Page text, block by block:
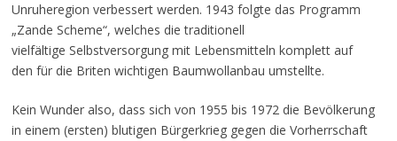
Unruheregion verbessert werden. 1943 folgte das Programm
„Zande Scheme“, welches die traditionell
vielfältige Selbstversorgung mit Lebensmitteln komplett auf
den für die Briten wichtigen Baumwollanbau umstellte.
Kein Wunder also, dass sich von 1955 bis 1972 die Bevölkerung
in einem (ersten) blutigen Bürgerkrieg gegen die Vorherrschaft